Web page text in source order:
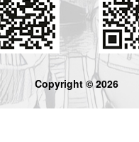
Copyright © 2026